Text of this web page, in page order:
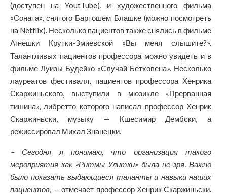
(доступен на YoutTube), и художественного фильма
«Соната», снятого Бартошем Блашке (можно посмотреть
на Netflix). Несколько пациентов также снялись в фильме
Агнешки Крутки-Змиевской «Вы меня слышите?».
Талантливых пациентов профессора можно увидеть и в
фильме Луизы Будейко «Случай Бетховена». Несколько
лауреатов фестиваля, пациентов профессора Хенрика
Скаржиньского, выступили в мюзикле «Прерванная
тишина», либретто которого написал профессор Хенрик
Скаржиньски, музыку — Кшесимир Дембски, а
режиссировал Михал Знанецки.
– Сегодня я понимаю, что организация такого
мероприятия как «Ритмы Улитки» была не зря. Важно
было показать выдающиеся таланты и навыки наших
пациентов, — отмечает профессор Хенрик Скаржиньски.